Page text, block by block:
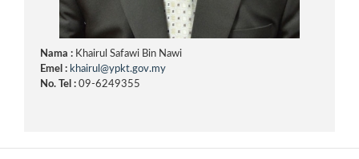
Nama : Khairul Safawi Bin Nawi
Emel : khairul@ypkt.gov.my
No. Tel : 09-6249355